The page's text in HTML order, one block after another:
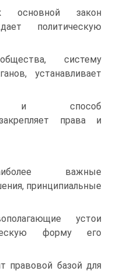
основной закон
политическую
систему
устанавливает
и способ
права и
важные
принципиальные
устои
форму его
правовой базой для